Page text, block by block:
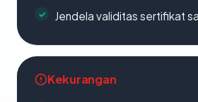
Jendela validitas sertifikat
Kekurangan